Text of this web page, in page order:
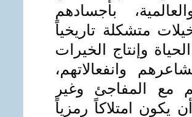
بأجسادهم
متشكلة تاريخياً
وإنتاج الخيرات
وانفعالاتهم،
مع المفاجئ وغير
امتلاكاً رمزياً